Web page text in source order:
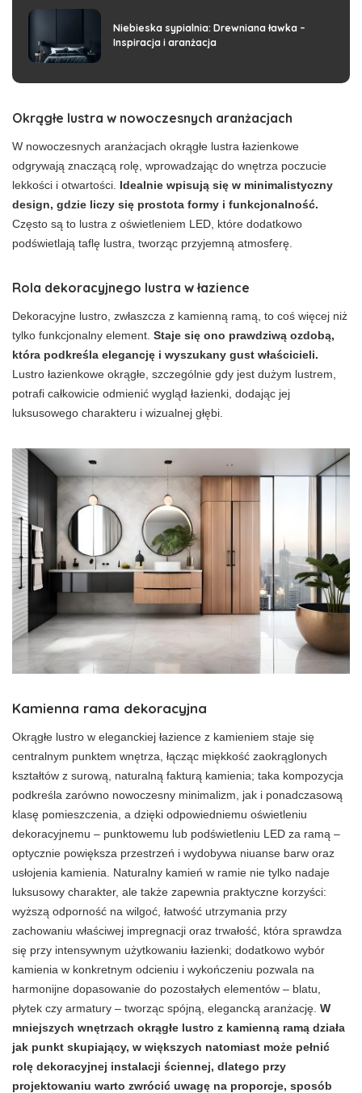
Niebieska sypialnia: Drewniana ławka –
Inspiracja i aranżacja
Okrągłe lustra w nowoczesnych aranżacjach
W nowoczesnych aranżacjach okrągłe lustra łazienkowe
odgrywają znaczącą rolę, wprowadzając do wnętrza poczucie
lekkości i otwartości. Idealnie wpisują się w minimalistyczny
design, gdzie liczy się prostota formy i funkcjonalność.
Często są to lustra z oświetleniem LED, które dodatkowo
podświetlają taflę lustra, tworząc przyjemną atmosferę.
Rola dekoracyjnego lustra w łazience
Dekoracyjne lustro, zwłaszcza z kamienną ramą, to coś więcej niż
tylko funkcjonalny element. Staje się ono prawdziwą ozdobą,
która podkreśla elegancję i wyszukany gust właścicieli.
Lustro łazienkowe okrągłe, szczególnie gdy jest dużym lustrem,
potrafi całkowicie odmienić wygląd łazienki, dodając jej
luksusowego charakteru i wizualnej głębi.
Kamienna rama dekoracyjna
Okrągłe lustro w eleganckiej łazience z kamieniem staje się
centralnym punktem wnętrza, łącząc miękkość zaokrąglonych
kształtów z surową, naturalną fakturą kamienia; taka kompozycja
podkreśla zarówno nowoczesny minimalizm, jak i ponadczasową
klasę pomieszczenia, a dzięki odpowiedniemu oświetleniu
dekoracyjnemu – punktowemu lub podświetleniu LED za ramą –
optycznie powiększa przestrzeń i wydobywa niuanse barw oraz
usłojenia kamienia. Naturalny kamień w ramie nie tylko nadaje
luksusowy charakter, ale także zapewnia praktyczne korzyści:
wyższą odporność na wilgoć, łatwość utrzymania przy
zachowaniu właściwej impregnacji oraz trwałość, która sprawdza
się przy intensywnym użytkowaniu łazienki; dodatkowo wybór
kamienia w konkretnym odcieniu i wykończeniu pozwala na
harmonijne dopasowanie do pozostałych elementów – blatu,
płytek czy armatury – tworząc spójną, elegancką aranżację. W
mniejszych wnętrzach okrągłe lustro z kamienną ramą działa
jak punkt skupiający, w większych natomiast może pełnić
rolę dekoracyjnej instalacji ściennej, dlatego przy
projektowaniu warto zwrócić uwagę na proporcje, sposób